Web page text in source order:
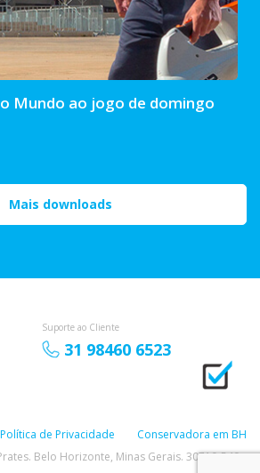
Mundo ao jogo de domingo
Mais downloads
Suporte ao Cliente
31 98460 6523
Conservadora em BH
Política de Privacidade
Belo Horizonte, Minas Gerais. 30710-540